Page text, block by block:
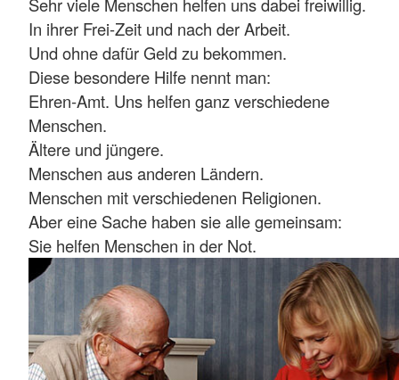
Sehr viele Menschen helfen uns dabei freiwillig.
In ihrer Frei-Zeit und nach der Arbeit.
Und ohne dafür Geld zu bekommen.
Diese besondere Hilfe nennt man:
Ehren-Amt. Uns helfen ganz verschiedene
Menschen.
Ältere und jüngere.
Menschen aus anderen Ländern.
Menschen mit verschiedenen Religionen.
Aber eine Sache haben sie alle gemeinsam:
Sie helfen Menschen in der Not.